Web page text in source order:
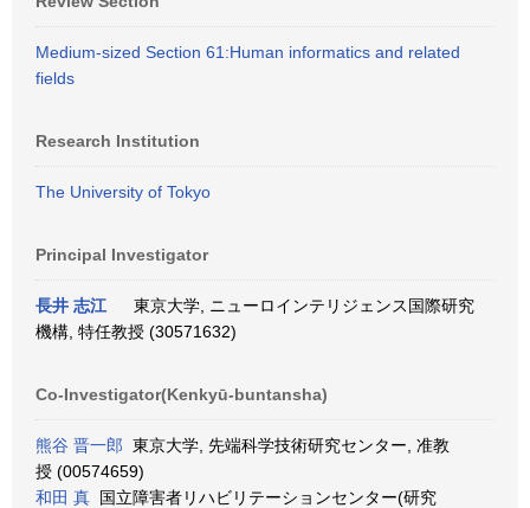
Medium-sized Section 61:Human informatics and related
fields
Research Institution
The University of Tokyo
Principal Investigator
長井 志江
東京大学, ニューロインテリジェンス国際研究
機構, 特任教授 (30571632)
Co-Investigator(Kenkyū-buntansha)
熊谷 晋一郎 東京大学, 先端科学技術研究センター, 准教
授 (00574659)
和田 真 国立障害者リハビリテーションセンター(研究